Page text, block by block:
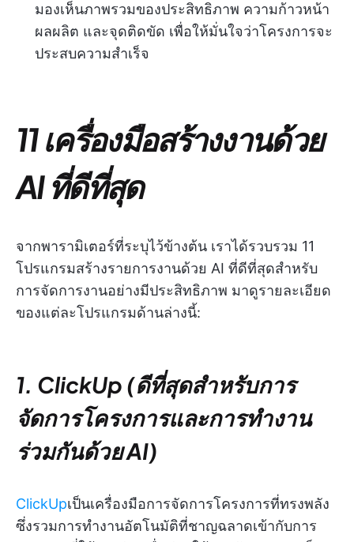
มองเห็นภาพรวมของประสิทธิภาพ ความก้าวหน้า
ผลผลิต และจุดติดขัด เพื่อให้มั่นใจว่าโครงการจะ
ประสบความสำเร็จ
11 เครื่องมือสร้างงานด้วย
AI ที่ดีที่สุด
จากพารามิเตอร์ที่ระบุไว้ข้างต้น เราได้รวบรวม 11
โปรแกรมสร้างรายการงานด้วย AI ที่ดีที่สุดสำหรับ
การจัดการงานอย่างมีประสิทธิภาพ มาดูรายละเอียด
ของแต่ละโปรแกรมด้านล่างนี้:
1. ClickUp (ดีที่สุดสำหรับการ
จัดการโครงการและการทำงาน
ร่วมกันด้วย AI)
ClickUpเป็นเครื่องมือการจัดการโครงการที่ทรงพลัง
ซึ่งรวมการทำงานอัตโนมัติที่ชาญฉลาดเข้ากับการ